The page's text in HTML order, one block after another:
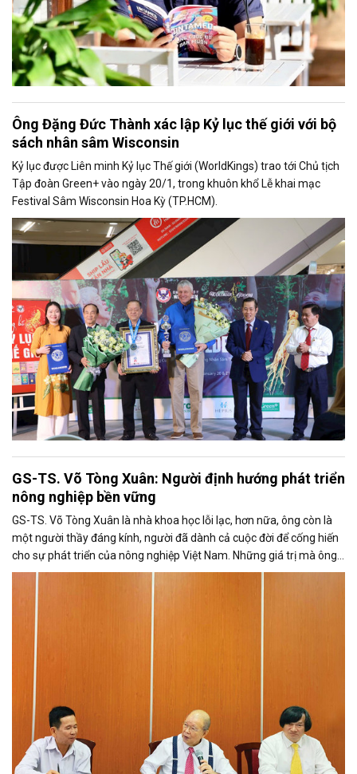
Ông Đặng Đức Thành xác lập Kỷ lục thế giới với bộ
sách nhân sâm Wisconsin
Kỷ lục được Liên minh Kỷ lục Thế giới (WorldKings) trao tới Chủ tịch
Tập đoàn Green+ vào ngày 20/1, trong khuôn khổ Lễ khai mạc
Festival Sâm Wisconsin Hoa Kỳ (TP.HCM).
GS-TS. Võ Tòng Xuân: Người định hướng phát triển
nông nghiệp bền vững
GS-TS. Võ Tòng Xuân là nhà khoa học lỗi lạc, hơn nữa, ông còn là
một người thầy đáng kính, người đã dành cả cuộc đời để cống hiến
cho sự phát triển của nông nghiệp Việt Nam. Những giá trị mà ông
truyền lại sẽ mãi là kim chỉ nam cho nền nông nghiệp Việt Nam, cho
Phuc Khang Corporation trong hành trình phát triển bền vững, vì lợi
ích của người dân và đất nước.